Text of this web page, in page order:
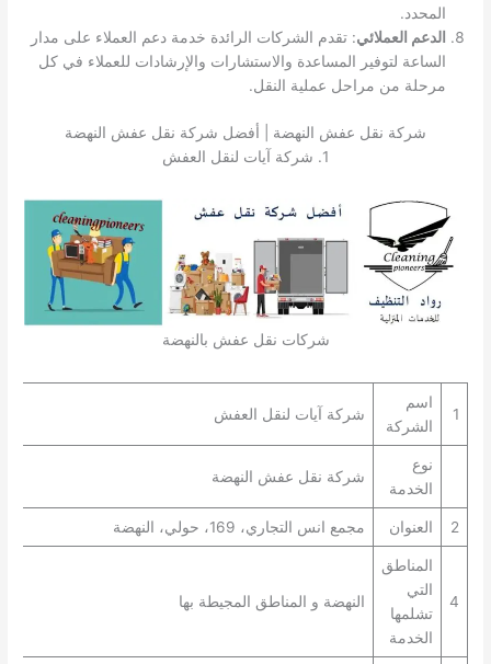
المحدد.
الدعم العملائي: تقدم الشركات الرائدة خدمة دعم العملاء على مدار
الساعة لتوفير المساعدة والاستشارات والإرشادات للعملاء في كل
مرحلة من مراحل عملية النقل.
شركة نقل عفش النهضة | أفضل شركة نقل عفش النهضة
1. شركة آيات لنقل العفش
شركات نقل عفش بالنهضة
1
اسم
الشركة
شركة آيات لنقل العفش
نوع
الخدمة
شركة نقل عفش النهضة
2 العنوان مجمع انس التجاري، 169، حولي، النهضة
4
المناطق
التي
تشلمها
الخدمة
النهضة و المناطق المجيطة بها